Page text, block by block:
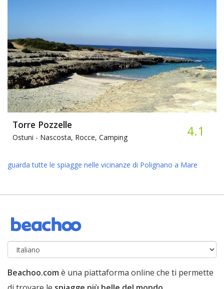
Torre Pozzelle
Ostuni - Nascosta, Rocce, Camping 4.1
guarda tutte le spiagge nelle vicinanze di Polignano a Mare
Beachoo.com è una piattaforma online che ti permette